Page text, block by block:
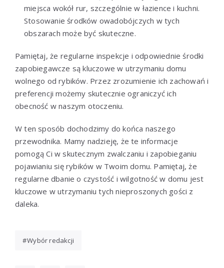
miejsca wokół rur, szczególnie w łazience i kuchni.
Stosowanie środków owadobójczych w tych
obszarach może być skuteczne.
Pamiętaj, że regularne inspekcje i odpowiednie środki
zapobiegawcze są kluczowe w utrzymaniu domu
wolnego od rybików. Przez zrozumienie ich zachowań i
preferencji możemy skutecznie ograniczyć ich
obecność w naszym otoczeniu.
W ten sposób dochodzimy do końca naszego
przewodnika. Mamy nadzieję, że te informacje
pomogą Ci w skutecznym zwalczaniu i zapobieganiu
pojawianiu się rybików w Twoim domu. Pamiętaj, że
regularne dbanie o czystość i wilgotność w domu jest
kluczowe w utrzymaniu tych nieproszonych gości z
daleka.
Wybór redakcji